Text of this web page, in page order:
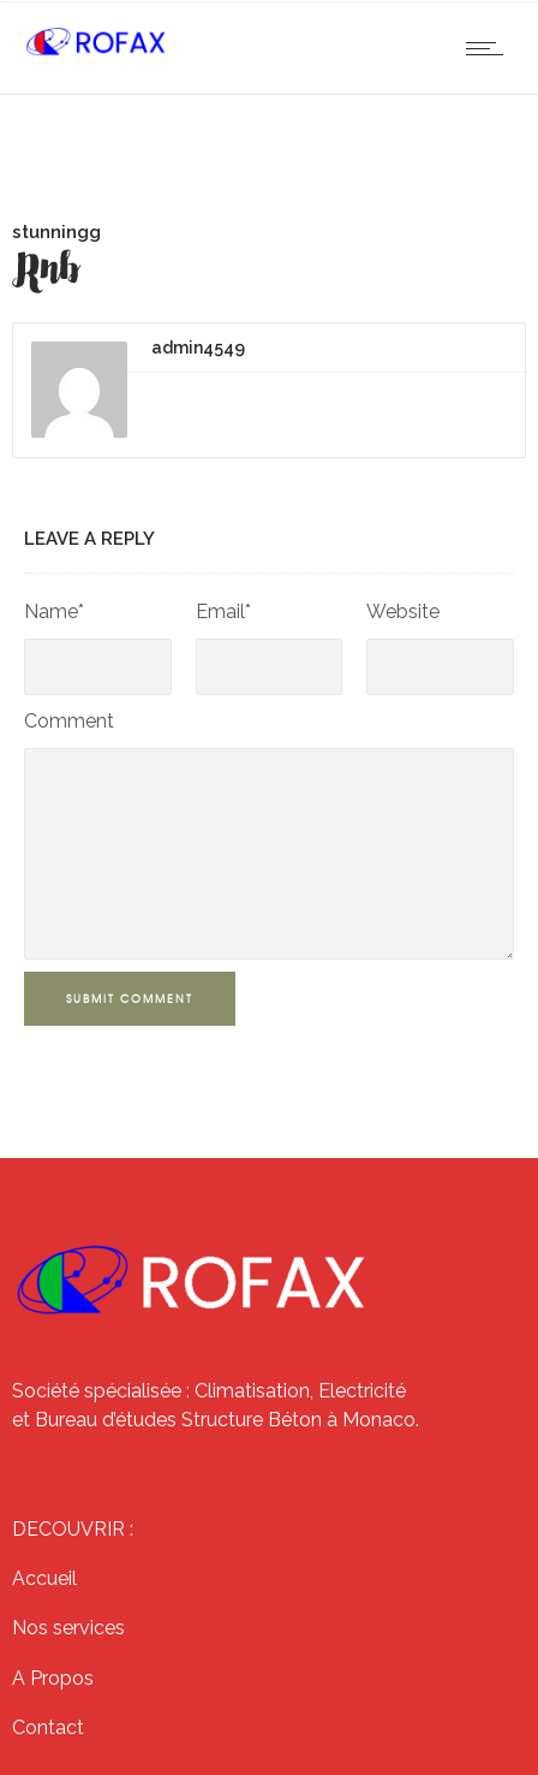
stunningg
admin4549
LEAVE A REPLY
Name* Email* Website
Comment
SUBMIT COMMENT
Société spécialisée : Climatisation, Electricité
et Bureau d’études Structure Béton à Monaco.
DECOUVRIR :
Accueil
Nos services
A Propos
Contact